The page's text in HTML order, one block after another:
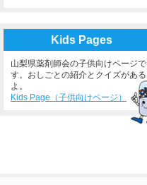
Kids Pages
山梨県薬剤師会の子供向けページで
す。おしごとの紹介とクイズがある
よ。
Kids Page（子供向けページ）